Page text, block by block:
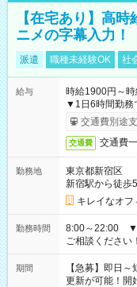
【在宅あり】高
ニメの字幕入力！
派遣 職種未経験OK 社
給与
時給1900円～
▼1日6時間勤務
交通費別途
交通費 交通費
勤務地
東京都新宿区
新宿駅から徒歩
キレイなオフ
勤務時間
8:00～22:00
ご相談ください！
期間
【急募】即日
更新が可能！開